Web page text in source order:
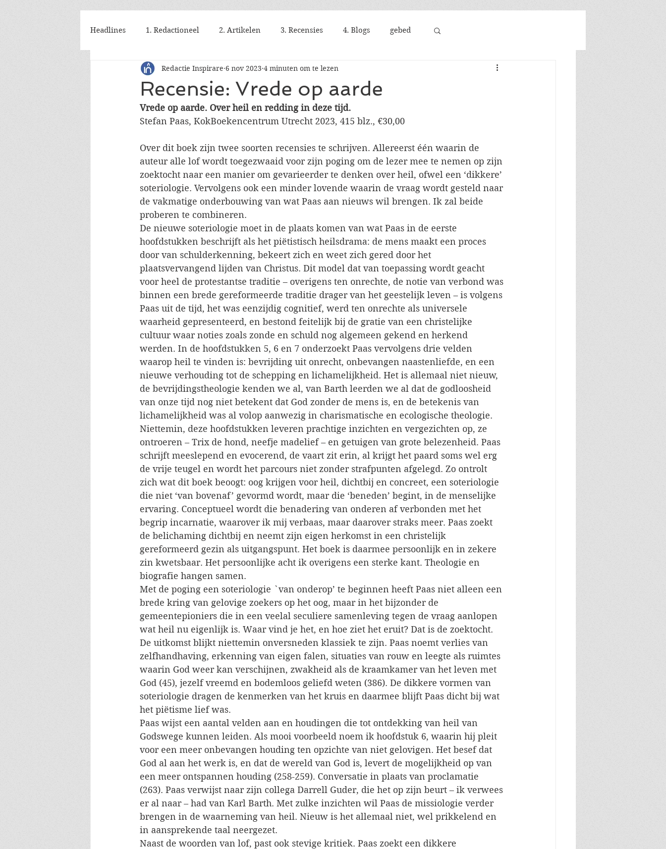
Headlines 1. Redactioneel 2. Artikelen 3. Recensies 4. Blogs gebed
Recensie: Vrede op aarde
Redactie Inspirare 6 nov 2023 4 minuten om te lezen
Vrede op aarde. Over heil en redding in deze tijd.
Stefan Paas, KokBoekencentrum Utrecht 2023, 415 blz., €30,00
Over dit boek zijn twee soorten recensies te schrijven. Allereerst één waarin de
auteur alle lof wordt toegezwaaid voor zijn poging om de lezer mee te nemen op zijn
zoektocht naar een manier om gevarieerder te denken over heil, ofwel een ‘dikkere’
soteriologie. Vervolgens ook een minder lovende waarin de vraag wordt gesteld naar
de vakmatige onderbouwing van wat Paas aan nieuws wil brengen. Ik zal beide
proberen te combineren.
De nieuwe soteriologie moet in de plaats komen van wat Paas in de eerste
hoofdstukken beschrijft als het piëtistisch heilsdrama: de mens maakt een proces
door van schulderkenning, bekeert zich en weet zich gered door het
plaatsvervangend lijden van Christus. Dit model dat van toepassing wordt geacht
voor heel de protestantse traditie – overigens ten onrechte, de notie van verbond was
binnen een brede gereformeerde traditie drager van het geestelijk leven – is volgens
Paas uit de tijd, het was eenzijdig cognitief, werd ten onrechte als universele
waarheid gepresenteerd, en bestond feitelijk bij de gratie van een christelijke
cultuur waar noties zoals zonde en schuld nog algemeen gekend en herkend
werden. In de hoofdstukken 5, 6 en 7 onderzoekt Paas vervolgens drie velden
waarop heil te vinden is: bevrijding uit onrecht, onbevangen naastenliefde, en een
nieuwe verhouding tot de schepping en lichamelijkheid. Het is allemaal niet nieuw,
de bevrijdingstheologie kenden we al, van Barth leerden we al dat de godloosheid
van onze tijd nog niet betekent dat God zonder de mens is, en de betekenis van
lichamelijkheid was al volop aanwezig in charismatische en ecologische theologie.
Niettemin, deze hoofdstukken leveren prachtige inzichten en vergezichten op, ze
ontroeren – Trix de hond, neefje madelief – en getuigen van grote belezenheid. Paas
schrijft meeslepend en evocerend, de vaart zit erin, al krijgt het paard soms wel erg
de vrije teugel en wordt het parcours niet zonder strafpunten afgelegd. Zo ontrolt
zich wat dit boek beoogt: oog krijgen voor heil, dichtbij en concreet, een soteriologie
die niet ‘van bovenaf’ gevormd wordt, maar die ‘beneden’ begint, in de menselijke
ervaring. Conceptueel wordt die benadering van onderen af verbonden met het
begrip incarnatie, waarover ik mij verbaas, maar daarover straks meer. Paas zoekt
de belichaming dichtbij en neemt zijn eigen herkomst in een christelijk
gereformeerd gezin als uitgangspunt. Het boek is daarmee persoonlijk en in zekere
zin kwetsbaar. Het persoonlijke acht ik overigens een sterke kant. Theologie en
biografie hangen samen.
Met de poging een soteriologie `van onderop’ te beginnen heeft Paas niet alleen een
brede kring van gelovige zoekers op het oog, maar in het bijzonder de
gemeentepioniers die in een veelal seculiere samenleving tegen de vraag aanlopen
wat heil nu eigenlijk is. Waar vind je het, en hoe ziet het eruit? Dat is de zoektocht.
De uitkomst blijkt niettemin onversneden klassiek te zijn. Paas noemt verlies van
zelfhandhaving, erkenning van eigen falen, situaties van rouw en leegte als ruimtes
waarin God weer kan verschijnen, zwakheid als de kraamkamer van het leven met
God (45), jezelf vreemd en bodemloos geliefd weten (386). De dikkere vormen van
soteriologie dragen de kenmerken van het kruis en daarmee blijft Paas dicht bij wat
het piëtisme lief was.
Paas wijst een aantal velden aan en houdingen die tot ontdekking van heil van
Godswege kunnen leiden. Als mooi voorbeeld noem ik hoofdstuk 6, waarin hij pleit
voor een meer onbevangen houding ten opzichte van niet gelovigen. Het besef dat
God al aan het werk is, en dat de wereld van God is, levert de mogelijkheid op van
een meer ontspannen houding (258-259). Conversatie in plaats van proclamatie
(263). Paas verwijst naar zijn collega Darrell Guder, die het op zijn beurt – ik verwees
er al naar – had van Karl Barth. Met zulke inzichten wil Paas de missiologie verder
brengen in de waarneming van heil. Nieuw is het allemaal niet, wel prikkelend en
in aansprekende taal neergezet.
Naast de woorden van lof, past ook stevige kritiek. Paas zoekt een dikkere